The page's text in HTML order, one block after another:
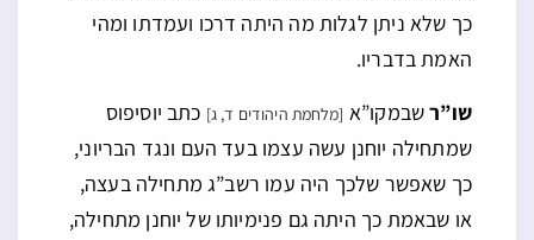
כך שלא ניתן לגלות מה היתה דרכו ועמדתו ומהי
האמת בדבריו.
שו”רשבמקו”א [מלחמת היהודים ד, ג] כתב יוסיפוס
שמתחילה יוחנן עשה עצמו בעד העם ונגד הבריוני,
כך שאפשר שלכך היה עמו רשב”ג מתחילה בעצה,
או שבאמת כך היתה גם פנימיותו של יוחנן מתחילה,